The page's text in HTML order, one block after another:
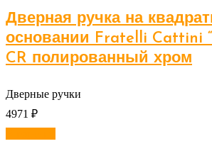
Дверная ручка на
основании Fratelli Cattini
CR полированный хром
Дверные ручки
4971 ₽